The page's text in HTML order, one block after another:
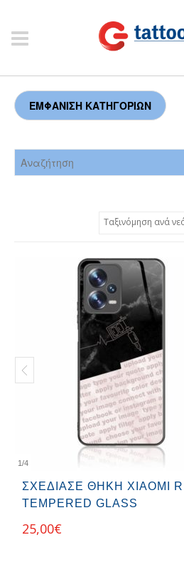
1/4
ΣΧΕΔΊΑΣΕ ΘΉΚΗ XIAOMI
TEMPERED GLASS
25,00€